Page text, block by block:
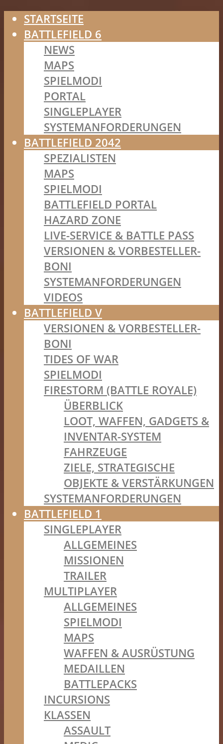
STARTSEITE
BATTLEFIELD 6
NEWS
MAPS
SPIELMODI
PORTAL
SINGLEPLAYER
SYSTEMANFORDERUNGEN
BATTLEFIELD 2042
SPEZIALISTEN
MAPS
SPIELMODI
BATTLEFIELD PORTAL
HAZARD ZONE
LIVE-SERVICE & BATTLE PASS
VERSIONEN & VORBESTELLER-
BONI
SYSTEMANFORDERUNGEN
VIDEOS
BATTLEFIELD V
VERSIONEN & VORBESTELLER-
BONI
TIDES OF WAR
SPIELMODI
FIRESTORM (BATTLE ROYALE)
ÜBERBLICK
LOOT, WAFFEN, GADGETS &
INVENTAR-SYSTEM
FAHRZEUGE
ZIELE, STRATEGISCHE
OBJEKTE & VERSTÄRKUNGEN
SYSTEMANFORDERUNGEN
BATTLEFIELD 1
SINGLEPLAYER
ALLGEMEINES
MISSIONEN
TRAILER
MULTIPLAYER
ALLGEMEINES
SPIELMODI
MAPS
WAFFEN & AUSRÜSTUNG
MEDAILLEN
BATTLEPACKS
INCURSIONS
KLASSEN
ASSAULT